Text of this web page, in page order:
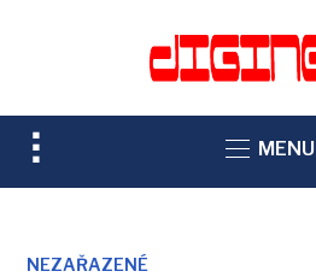
TOGGLE
SIDEBAR
NAVIGATION
MENU
NEZAŘAZENÉ